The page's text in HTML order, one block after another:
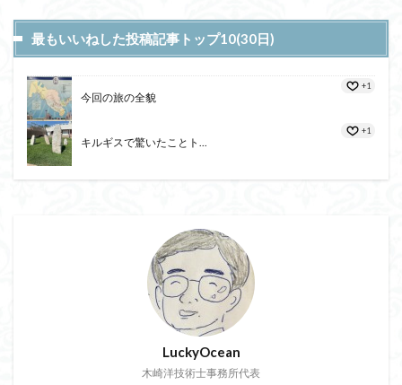
最もいいねした投稿記事トップ10(30日)
今回の旅の全貌
+1
キルギスで驚いたことト...
+1
LuckyOcean
木崎洋技術士事務所代表